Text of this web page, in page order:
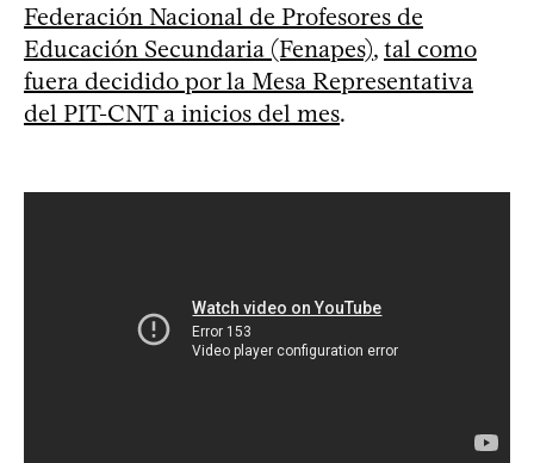
Federación Nacional de Profesores de
Educación Secundaria (Fenapes), tal como
fuera decidido por la Mesa Representativa
del PIT-CNT a inicios del mes.